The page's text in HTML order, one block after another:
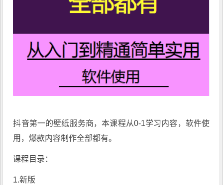
抖音第一的壁纸服务商，本课程从0-1学习内容，软件使
用，爆款内容制作全部都有。
课程目录：
1.新版